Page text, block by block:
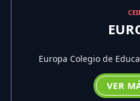
Europa Colegio de
VER